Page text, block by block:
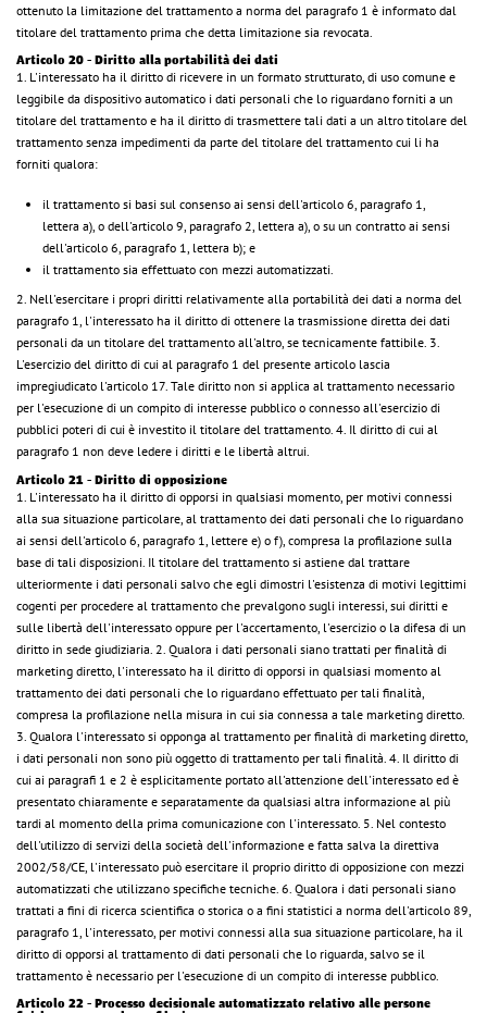
ottenuto la limitazione del trattamento a norma del paragrafo 1 è informato dal
titolare del trattamento prima che detta limitazione sia revocata.
Articolo 20 - Diritto alla portabilità dei dati
1. L'interessato ha il diritto di ricevere in un formato strutturato, di uso comune e
leggibile da dispositivo automatico i dati personali che lo riguardano forniti a un
titolare del trattamento e ha il diritto di trasmettere tali dati a un altro titolare del
trattamento senza impedimenti da parte del titolare del trattamento cui li ha
forniti qualora:
il trattamento si basi sul consenso ai sensi dell'articolo 6, paragrafo 1,
lettera a), o dell'articolo 9, paragrafo 2, lettera a), o su un contratto ai sensi
dell'articolo 6, paragrafo 1, lettera b); e
il trattamento sia effettuato con mezzi automatizzati.
2. Nell'esercitare i propri diritti relativamente alla portabilità dei dati a norma del
paragrafo 1, l'interessato ha il diritto di ottenere la trasmissione diretta dei dati
personali da un titolare del trattamento all'altro, se tecnicamente fattibile. 3.
L'esercizio del diritto di cui al paragrafo 1 del presente articolo lascia
impregiudicato l'articolo 17. Tale diritto non si applica al trattamento necessario
per l'esecuzione di un compito di interesse pubblico o connesso all'esercizio di
pubblici poteri di cui è investito il titolare del trattamento. 4. Il diritto di cui al
paragrafo 1 non deve ledere i diritti e le libertà altrui.
Articolo 21 - Diritto di opposizione
1. L'interessato ha il diritto di opporsi in qualsiasi momento, per motivi connessi
alla sua situazione particolare, al trattamento dei dati personali che lo riguardano
ai sensi dell'articolo 6, paragrafo 1, lettere e) o f), compresa la profilazione sulla
base di tali disposizioni. Il titolare del trattamento si astiene dal trattare
ulteriormente i dati personali salvo che egli dimostri l'esistenza di motivi legittimi
cogenti per procedere al trattamento che prevalgono sugli interessi, sui diritti e
sulle libertà dell'interessato oppure per l'accertamento, l'esercizio o la difesa di un
diritto in sede giudiziaria. 2. Qualora i dati personali siano trattati per finalità di
marketing diretto, l'interessato ha il diritto di opporsi in qualsiasi momento al
trattamento dei dati personali che lo riguardano effettuato per tali finalità,
compresa la profilazione nella misura in cui sia connessa a tale marketing diretto.
3. Qualora l'interessato si opponga al trattamento per finalità di marketing diretto,
i dati personali non sono più oggetto di trattamento per tali finalità. 4. Il diritto di
cui ai paragrafi 1 e 2 è esplicitamente portato all'attenzione dell'interessato ed è
presentato chiaramente e separatamente da qualsiasi altra informazione al più
tardi al momento della prima comunicazione con l'interessato. 5. Nel contesto
dell'utilizzo di servizi della società dell'informazione e fatta salva la direttiva
2002/58/CE, l'interessato può esercitare il proprio diritto di opposizione con mezzi
automatizzati che utilizzano specifiche tecniche. 6. Qualora i dati personali siano
trattati a fini di ricerca scientifica o storica o a fini statistici a norma dell'articolo 89,
paragrafo 1, l'interessato, per motivi connessi alla sua situazione particolare, ha il
diritto di opporsi al trattamento di dati personali che lo riguarda, salvo se il
trattamento è necessario per l'esecuzione di un compito di interesse pubblico.
Articolo 22 - Processo decisionale automatizzato relativo alle persone